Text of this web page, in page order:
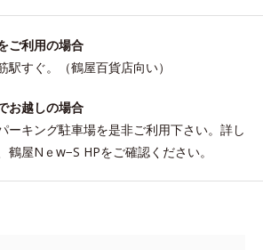
ご利用の場合
駅すぐ。（鶴屋百貨店向い）
お越しの場合
ーキング駐車場を是非ご利用下さい。詳し
鶴屋Nｅw−S HPをご確認ください。